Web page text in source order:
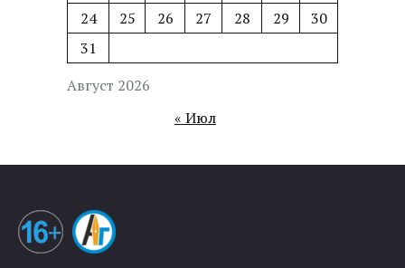
Август 2026
24
25 26 27 28 29
30
31
« Июл